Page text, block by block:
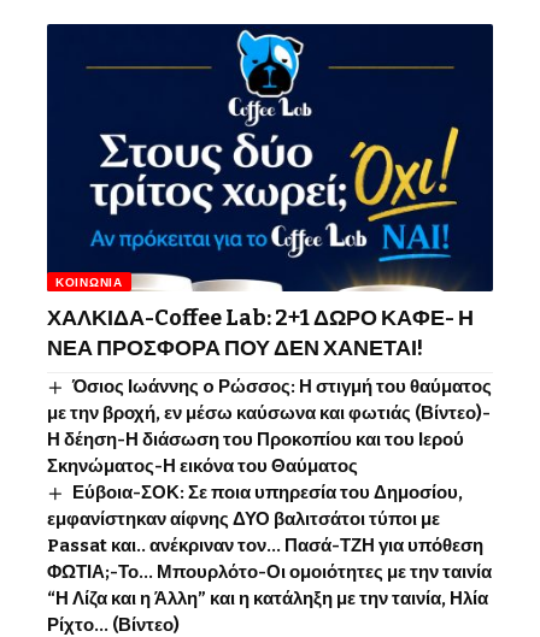
ΚΟΙΝΩΝΊΑ
ΧΑΛΚΙΔΑ-Coffee Lab: 2+1 ΔΩΡΟ ΚΑΦΕ- Η
ΝΕΑ ΠΡΟΣΦΟΡΑ ΠΟΥ ΔΕΝ ΧΑΝΕΤΑΙ!
Όσιος Ιωάννης o Ρώσσος: Η στιγμή του θαύματος
με την βροχή, εν μέσω καύσωνα και φωτιάς (Βίντεο)-
Η δέηση-Η διάσωση του Προκοπίου και του Ιερού
Σκηνώματος-Η εικόνα του Θαύματος
Εύβοια-ΣΟΚ: Σε ποια υπηρεσία του Δημοσίου,
εμφανίστηκαν αίφνης ΔΥΟ βαλιτσάτοι τύποι με
Passat και.. ανέκριναν τον… Πασά-ΤΖΗ για υπόθεση
ΦΩΤΙΑ;-Το… Μπουρλότο-Οι ομοιότητες με την ταινία
“Η Λίζα και η Άλλη” και η κατάληξη με την ταινία, Ηλία
Ρίχτο… (Βίντεο)